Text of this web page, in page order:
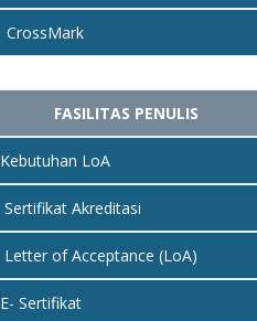
CrossMark
FASILITAS PENULIS
Kebutuhan LoA
Sertifikat Akreditasi
Letter of Acceptance (LoA)
E- Sertifikat